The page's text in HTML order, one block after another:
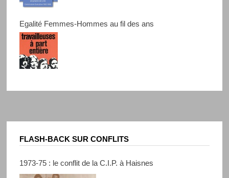
Egalité Femmes-Hommes au fil des ans
FLASH-BACK SUR CONFLITS
1973-75 : le conflit de la C.I.P. à Haisnes